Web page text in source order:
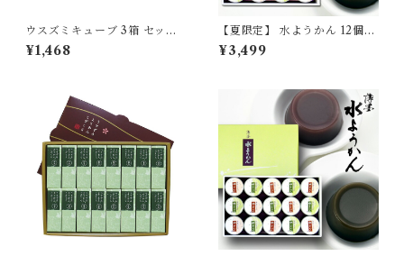
ウスズミキューブ 3箱 セット
(クラシック/ショコラ/キャラ
メル×各1)
¥1,468
【夏限定】 水ようかん 12個
セット 【季節限定/期間限定】
¥3,499